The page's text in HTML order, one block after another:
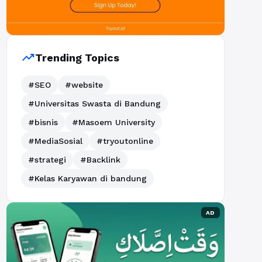
trending_upTrending Topics
#SEO
#website
#Universitas Swasta di Bandung
#bisnis
#Masoem University
#MediaSosial
#tryoutonline
#strategi
#Backlink
#Kelas Karyawan di bandung
AD